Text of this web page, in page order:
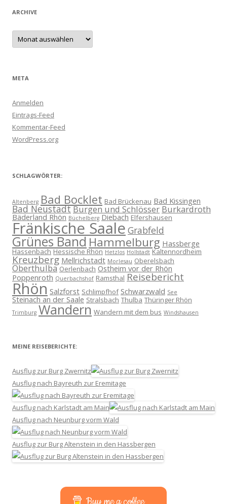
ARCHIVE
Archive
META
Anmelden
Eintrags-Feed
Kommentar-Feed
WordPress.org
SCHLAGWÖRTER:
Altenberg Bad Bocklet Bad Brückenau Bad Kissingen
Bad NeustadtBurgen und Schlösser Burkardroth
Bäderland Rhön Büchelberg Diebach Elfershausen
Fränkische Saale Grabfeld
Grünes BandHammelburg Hassberge
Hassenbach Hessische Rhön Hetzlos Hollstadt Kaltennordheim
Kreuzberg Mellrichstadt Morlesau Oberelsbach
Oberthulba Oerlenbach Ostheim vor der Rhön
Poppenroth Querbachshof Ramsthal Reisebericht
Rhön Salzforst Schlimpfhof Schwarzwald See
Steinach an der Saale Stralsbach Thulba Thüringer Rhön
Trimburg Wandern Wandern mit dem bus Windshausen
MEINE REISEBERICHTE:
Ausflug zur Burg Zwernitz
Ausflug nach Bayreuth zur Eremitage
Ausflug nach Karlstadt am Main
Ausflug nach Neunburg vorm Wald
Ausflug zur Burg Altenstein in den Hassbergen